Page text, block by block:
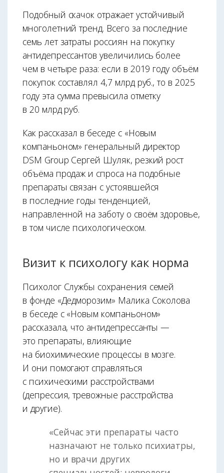
Подобный скачок отражает устойчивый
многолетний тренд. Всего за последние
семь лет затраты россиян на покупку
антидепрессантов увеличились более
чем в четыре раза: если в 2019 году объём
покупок составлял 4,7 млрд руб., то в 2025
году эта сумма превысила отметку
в 20 млрд руб.
Как рассказал в беседе с «Новым
компаньоном» генеральный директор
DSM Group Сергей Шуляк, резкий рост
объёма продаж и спроса на подобные
препараты связан с устоявшейся
в последние годы тенденцией,
направленной на заботу о своём здоровье,
в том числе психологическом.
Визит к психологу как норма
Психолог Службы сохранения семей
в фонде «Дедморозим» Малика Соколова
в беседе с «Новым компаньоном»
рассказала, что антидепрессанты —
это препараты, влияющие
на биохимические процессы в мозге.
И они помогают справляться
с психическими расстройствами
(депрессия, тревожные расстройства
и другие).
«Сейчас эти препараты часто
назначают не только психиатры,
но и врачи других